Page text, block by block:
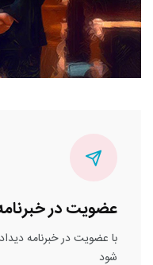
در خبرنامه
در خبرنامه دیداد آخرین